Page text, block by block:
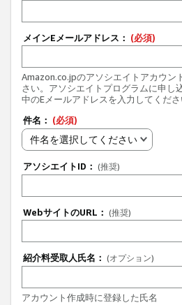
メインEメールアドレス： (必須)
Amazon.co.jpのアソシエイトアカウン
さい。アソシエイトプログラムに申し
中のEメールアドレスを入力してくださ
件名： (必須)
件名を選択してください
アソシエイトID： (推奨)
WebサイトのURL： (推奨)
紹介料受取人氏名： (オプション)
アカウント作成時に登録した氏名